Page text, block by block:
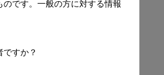
です。一般の方に対する情報
ですか？